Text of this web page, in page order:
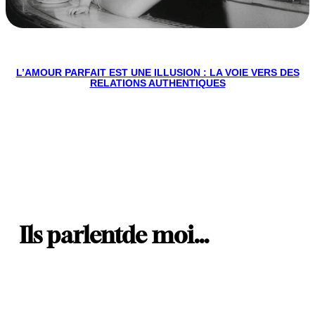
L’AMOUR PARFAIT EST UNE ILLUSION : LA VOIE VERS DES
RELATIONS AUTHENTIQUES
Ils parlentde moi…